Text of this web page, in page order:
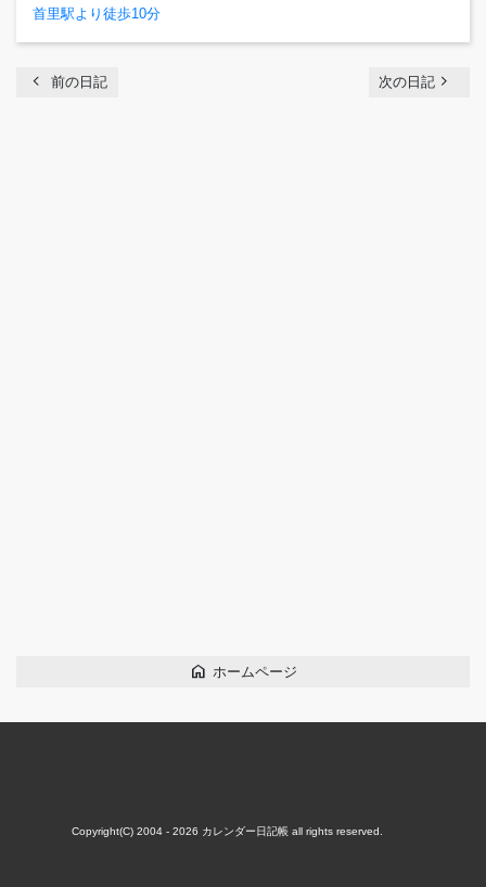
首里駅より徒歩10分
chevron_left 前の日記 次の日記 navigate_next
home ホームページ
Copyright(C) 2004 - 2026 カレンダー日記帳all rights reserved.